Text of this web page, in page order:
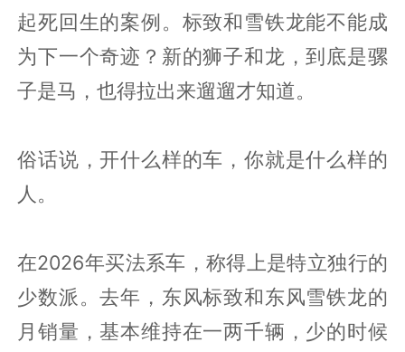
起死回生的案例。标致和雪铁龙能不能成
为下一个奇迹？新的狮子和龙，到底是骡
子是马，也得拉出来遛遛才知道。
俗话说，开什么样的车，你就是什么样的
人。
在2026年买法系车，称得上是特立独行的
少数派。去年，东风标致和东风雪铁龙的
月销量，基本维持在一两千辆，少的时候